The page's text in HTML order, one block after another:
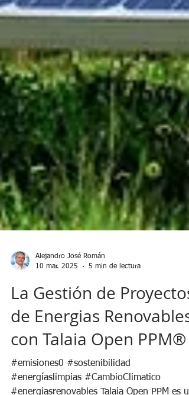
10 mar. 2025
5 min de lectura
La Gestión de Proyectos
de Energias Renovables
con Talaia Open PPM®
#emisiones0 #sostenibilidad